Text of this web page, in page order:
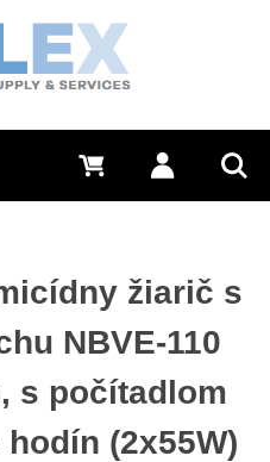
Prihlásiť sa
0 €
žiarič s
NBVE-110
s počítadlom
(2x55W)